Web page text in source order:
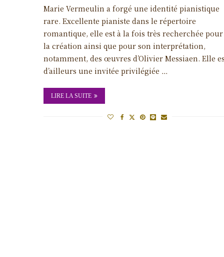
Marie Vermeulin a forgé une identité pianistique
rare. Excellente pianiste dans le répertoire
romantique, elle est à la fois très recherchée pour
la création ainsi que pour son interprétation,
notamment, des œuvres d’Olivier Messiaen. Elle
d’ailleurs une invitée privilégiée …
LIRE LA SUITE